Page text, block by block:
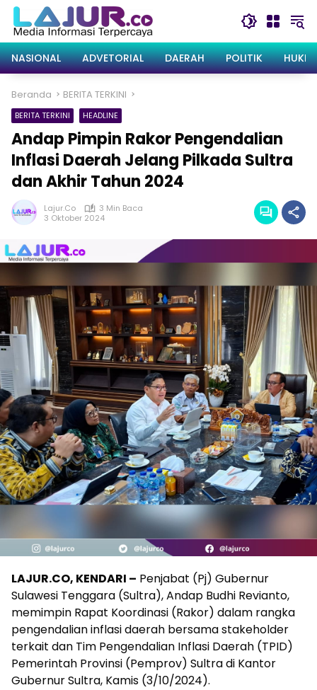
Langsung
konten
NASIONAL
ADVETORIAL DAERAH POLITIK
Beranda BERITA TERKINI
BERITA TERKINI HEADLINE
Andap Pimpin Rakor Pengendalian
Inflasi Daerah Jelang Pilkada Sultra
dan Akhir Tahun 2024
Lajur.co
3 Min Baca
3 Oktober 2024
LAJUR.CO, KENDARI – Penjabat (Pj) Gubernur
Sulawesi Tenggara (Sultra), Andap Budhi Revianto,
memimpin Rapat Koordinasi (Rakor) dalam rangka
pengendalian inflasi daerah bersama stakeholder
terkait dan Tim Pengendalian Inflasi Daerah (TPID)
Pemerintah Provinsi (Pemprov) Sultra di Kantor
Gubernur Sultra, Kamis (3/10/2024).